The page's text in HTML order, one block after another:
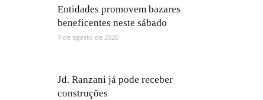
Entidades promovem bazares
beneficentes neste sábado
7 de agosto de 2026
Jd. Ranzani já pode receber
construções